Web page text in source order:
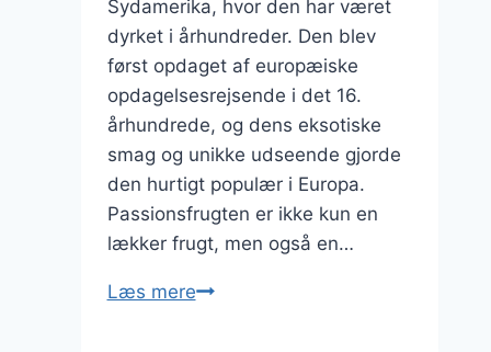
Sydamerika, hvor den har været
dyrket i århundreder. Den blev
først opdaget af europæiske
opdagelsesrejsende i det 16.
århundrede, og dens eksotiske
smag og unikke udseende gjorde
den hurtigt populær i Europa.
Passionsfrugten er ikke kun en
lækker frugt, men også en…
Læs merePassionsfrugt